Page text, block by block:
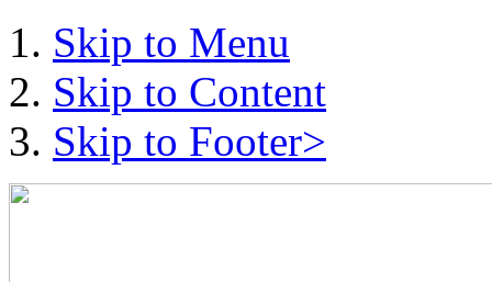
Skip to Menu
Skip to Content
Skip to Footer>